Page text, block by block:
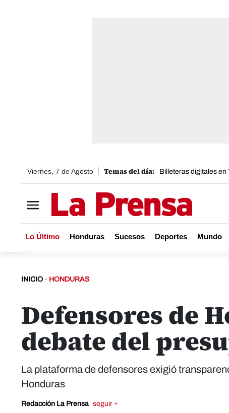
Viernes, 7 de Agosto Billeteras digitales en
Lo Último Honduras Sucesos Deportes Mundo
INICIO · HONDURAS
Defensores de
debate del
La plataforma de defensores exigió
Honduras
Redacción La Prensa seguir +